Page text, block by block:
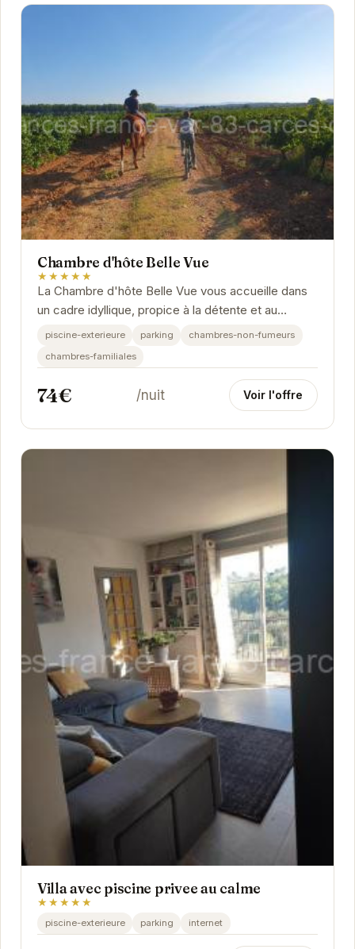
Chambre d'hôte Belle Vue
★★★★★
La Chambre d'hôte Belle Vue vous accueille dans
un cadre idyllique, propice à la détente et au
ressourcement. Profitez du calme et de la...
piscine-exterieure parking
chambres-non-fumeurs
chambres-familiales
74€ /nuit Voir l'offre
Villa avec piscine privee au calme
★★★★★
piscine-exterieure parking internet